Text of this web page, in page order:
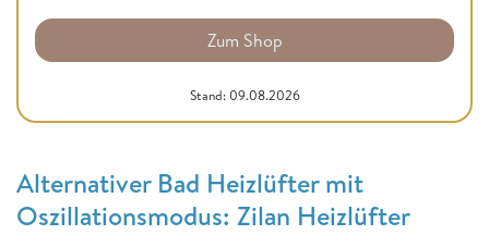
Zum Shop
Stand: 09.08.2026
Alternativer Bad Heizlüfter mit
Oszillationsmodus: Zilan Heizlüfter